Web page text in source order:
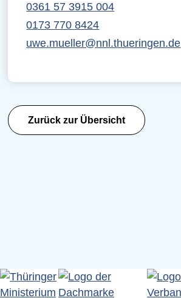
0361 57 3915 004
0173 770 8424
uwe.mueller@nnl.thueringen.de
Zurück zur Übersicht